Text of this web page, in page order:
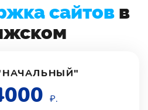
сайтов в
₽.